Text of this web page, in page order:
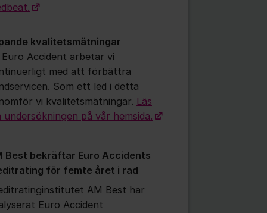
kvalitetsmätningar
Euro Accident arbetar vi
med att förbättra
Som ett led i detta
vi kvalitetsmätningar. Läs
undersökningen på vår hemsida.
Best bekräftar Euro Accidents
för femte året i rad
AM Best har
Euro Accident